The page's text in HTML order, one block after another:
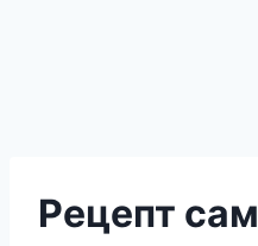
Рецепт